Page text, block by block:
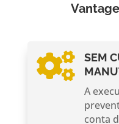

SEM
A
conta